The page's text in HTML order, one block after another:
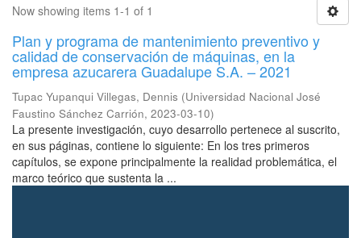
Now showing items 1-1 of 1
Plan y programa de mantenimiento preventivo y
calidad de conservación de máquinas, en la
empresa azucarera Guadalupe S.A. – 2021
Tupac Yupanqui Villegas, Dennis (Universidad Nacional José
Faustino Sánchez Carrión, 2023-03-10)
La presente investigación, cuyo desarrollo pertenece al suscrito,
en sus páginas, contiene lo siguiente: En los tres primeros
capítulos, se expone principalmente la realidad problemática, el
marco teórico que sustenta la ...